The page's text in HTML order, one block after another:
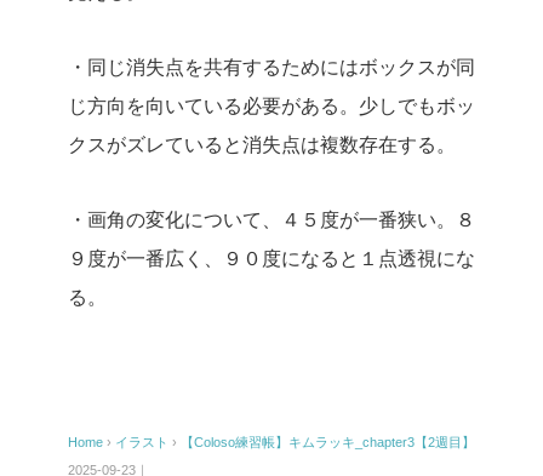
・同じ消失点を共有するためにはボックスが同
じ方向を向いている必要がある。少しでもボッ
クスがズレていると消失点は複数存在する。
・画角の変化について、４５度が一番狭い。８
９度が一番広く、９０度になると１点透視にな
る。
Home › イラスト ›
【Coloso練習帳】キムラッキ_chapter3【2週目】
2025-09-23｜